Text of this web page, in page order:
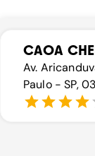
CAOA
Av.
Paulo - SP,